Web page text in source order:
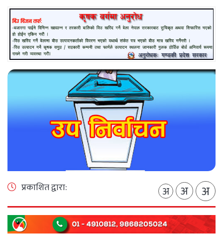
प्रकाशित द्वारा: अ अ अ